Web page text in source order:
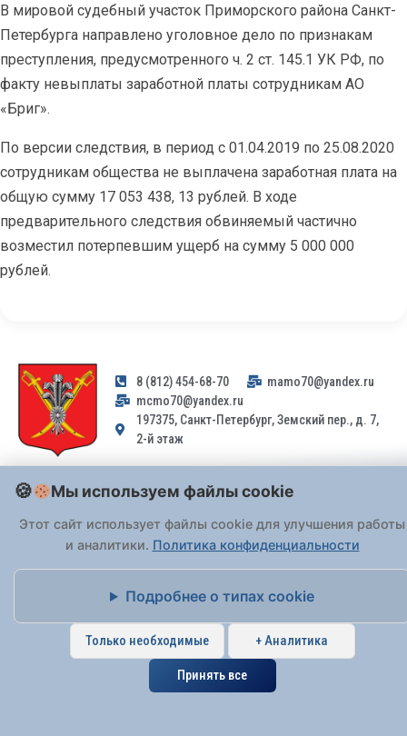
В мировой судебный участок Приморского района Санкт-
Петербурга направлено уголовное дело по признакам
преступления, предусмотренного ч. 2 ст. 145.1 УК РФ, по
факту невыплаты заработной платы сотрудникам АО
«Бриг».
По версии следствия, в период с 01.04.2019 по 25.08.2020
сотрудникам общества не выплачена заработная плата на
общую сумму 17 053 438, 13 рублей. В ходе
предварительного следствия обвиняемый частично
возместил потерпевшим ущерб на сумму 5 000 000
рублей.
8 (812) 454-68-70
mamo70@yandex.ru
mcmo70@yandex.ru
197375, Санкт-Петербург, Земский пер., д. 7,
2-й этаж
Заявления и обращения граждан и организаций, поступившие на
адрес email, не могут быть рассмотрены на основании
Федерального закона от 02.05.2006 № 59-ФЗ. Обращения
принимаются только: по почте, черезпортал «Госуслуги» (ЕПГУ)
Мы используем файлы cookie
Этот сайт использует файлы cookie для улучшения работы
и аналитики. Политика конфиденциальности
Подробнее о типах cookie
Только необходимые + Аналитика
Принять все